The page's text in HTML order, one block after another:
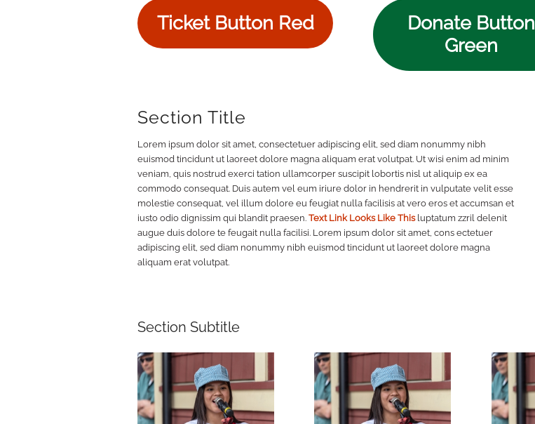
Ticket Button Red
Donate Button
Green
Section Title
Lorem ipsum dolor sit amet, consectetuer adipiscing elit, sed diam nonummy nibh
euismod tincidunt ut laoreet dolore magna aliquam erat volutpat. Ut wisi enim ad minim
veniam, quis nostrud exerci tation ullamcorper suscipit lobortis nisl ut aliquip ex ea
commodo consequat. Duis autem vel eum iriure dolor in hendrerit in vulputate velit esse
molestie consequat, vel illum dolore eu feugiat nulla facilisis at vero eros et accumsan et
iusto odio dignissim qui blandit praesen. Text Link Looks Like Thisluptatum zzril delenit
augue duis dolore te feugait nulla facilisi. Lorem ipsum dolor sit amet, cons ectetuer
adipiscing elit, sed diam nonummy nibh euismod tincidunt ut laoreet dolore magna
aliquam erat volutpat.
Section Subtitle